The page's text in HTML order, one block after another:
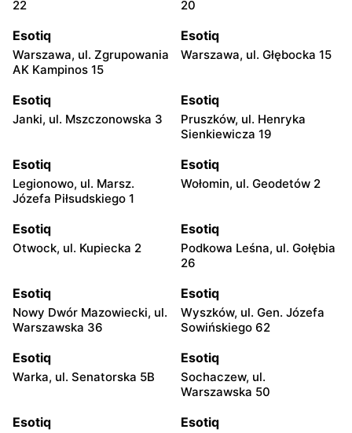
22 20
Esotiq
Warszawa, ul. Zgrupowania
AK Kampinos 15
Esotiq
Warszawa, ul. Głębocka 15
Esotiq
Janki, ul. Mszczonowska 3
Esotiq
Pruszków, ul. Henryka
Sienkiewicza 19
Esotiq
Legionowo, ul. Marsz.
Józefa Piłsudskiego 1
Esotiq
Wołomin, ul. Geodetów 2
Esotiq
Otwock, ul. Kupiecka 2
Esotiq
Podkowa Leśna, ul. Gołębia
26
Esotiq
Nowy Dwór Mazowiecki, ul.
Warszawska 36
Esotiq
Wyszków, ul. Gen. Józefa
Sowińskiego 62
Esotiq
Warka, ul. Senatorska 5B
Esotiq
Sochaczew, ul.
Warszawska 50
Esotiq Esotiq